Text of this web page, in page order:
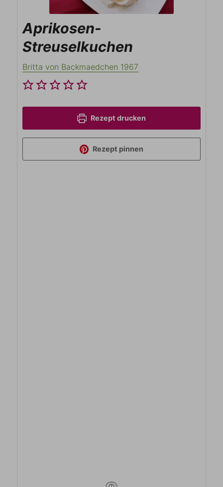
Aprikosen-
Streuselkuchen
Britta von Backmaedchen 1967
Rezept drucken
Rezept pinnen